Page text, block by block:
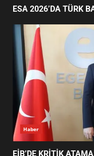
5
6
ESA 2026’DA TÜRK
Haber
EİB’DE KRİTİK